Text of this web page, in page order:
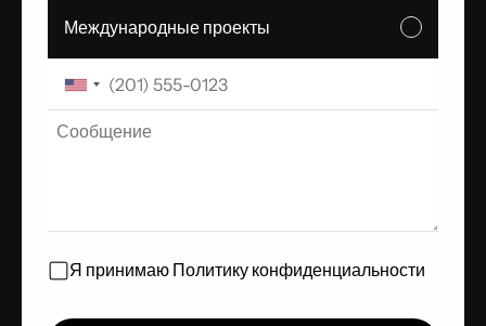
Международные проекты
Я принимаю Политику конфиденциальности